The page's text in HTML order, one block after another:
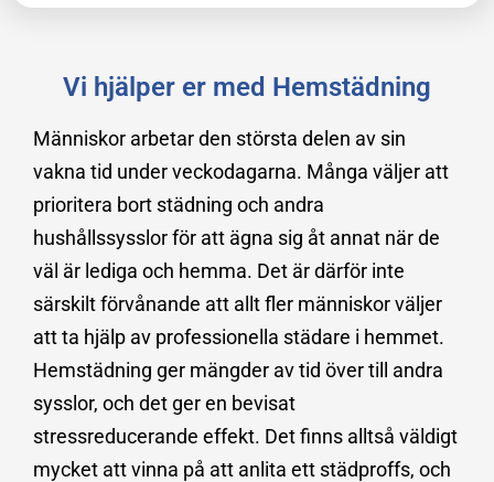
Vi hjälper er med Hemstädning
Människor arbetar den största delen av sin
vakna tid under veckodagarna. Många väljer att
prioritera bort städning och andra
hushållssysslor för att ägna sig åt annat när de
väl är lediga och hemma. Det är därför inte
särskilt förvånande att allt fler människor väljer
att ta hjälp av professionella städare i hemmet.
Hemstädning ger mängder av tid över till andra
sysslor, och det ger en bevisat
stressreducerande effekt. Det finns alltså väldigt
mycket att vinna på att anlita ett städproffs, och